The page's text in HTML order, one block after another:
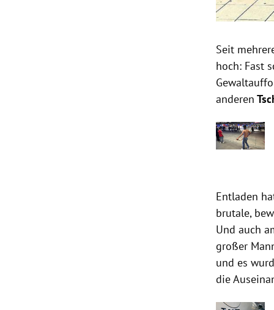
Seit
hoch: Fast
anderen
Entladen
brutale,
Und auch
großer
und es
die